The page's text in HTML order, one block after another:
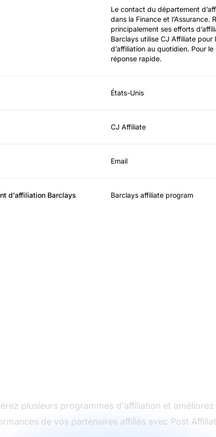
Le contact du département
dans la Finance et l’Assurance.
principalement ses efforts
Barclays utilise CJ Affiliate pour
d’affiliation au quotidien. Pour
réponse rapide.
États-Unis
CJ Affiliate
Email
d'affiliation Barclays Barclays affiliate program
plusieurs programmes d'affiliation et améliorez
de vos partenaires affiliés avec Post